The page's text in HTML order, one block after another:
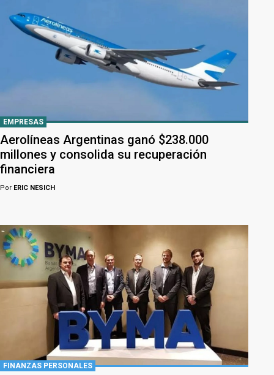
EMPRESAS
Aerolíneas Argentinas ganó $238.000
millones y consolida su recuperación
financiera
Por ERIC NESICH
FINANZAS PERSONALES